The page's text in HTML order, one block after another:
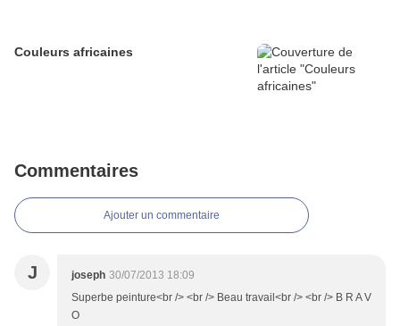
Couleurs africaines
Commentaires
Ajouter un commentaire
J joseph 30/07/2013 18:09
Superbe peinture<br /> <br /> Beau travail<br /> <br /> B R A V
O